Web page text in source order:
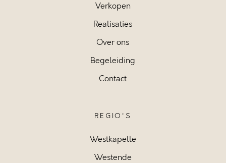
Verkopen
Realisaties
Over ons
Begeleiding
Contact
REGIO'S
Westkapelle
Westende